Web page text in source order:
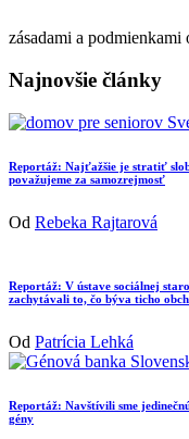
zásadami a
Najnovšie články
Reportáž: Najťažšie je stratiť
považujeme za samozrejmosť
Od Rebeka Rajtarová
Reportáž: V ústave sociálnej
zachytávali to, čo býva ticho
Od Patrícia Lehká
Reportáž: Navštívili sme
gény